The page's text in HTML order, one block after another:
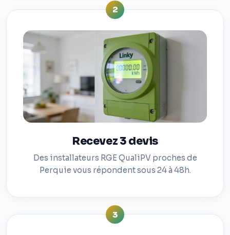
2
Recevez 3 devis
Des installateurs RGE QualiPV proches de
Perquie vous répondent sous 24 à 48h.
3